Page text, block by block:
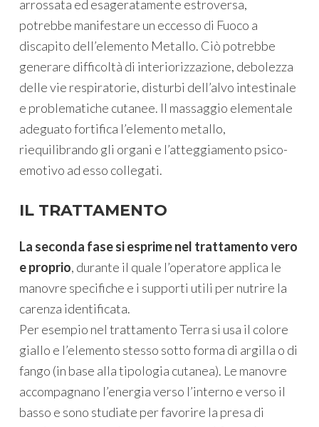
arrossata ed esageratamente estroversa,
potrebbe manifestare un eccesso di Fuoco a
discapito dell’elemento Metallo. Ciò potrebbe
generare difficoltà di interiorizzazione, debolezza
delle vie respiratorie, disturbi dell’alvo intestinale
e problematiche cutanee. Il massaggio elementale
adeguato fortifica l’elemento metallo,
riequilibrando gli organi e l’atteggiamento psico-
emotivo ad esso collegati.
IL TRATTAMENTO
La seconda fase si esprime nel trattamento vero
e proprio, durante il quale l’operatore applica le
manovre specifiche e i supporti utili per nutrire la
carenza identificata.
Per esempio nel trattamento Terra si usa il colore
giallo e l’elemento stesso sotto forma di argilla o di
fango (in base alla tipologia cutanea). Le manovre
accompagnano l’energia verso l’interno e verso il
basso e sono studiate per favorire la presa di